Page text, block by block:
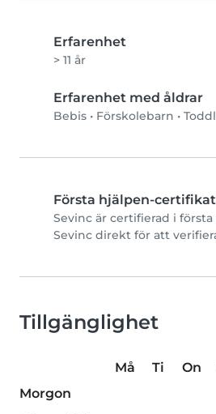
Erfarenhet
> 11 år
Erfarenhet med åldrar
Bebis • Förskolebarn •
Första hjälpen-certifikat
Sevinc är certifierad i
Sevinc direkt för att
Tillgänglighet
Må Ti On
Morgon